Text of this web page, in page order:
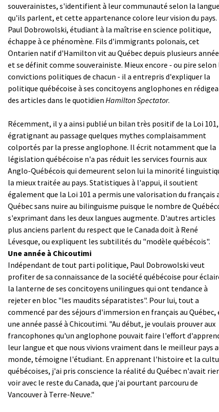
souverainistes, s'identifient à leur communauté selon la
qu'ils parlent, et cette appartenance colore leur vision du pays.
Paul Dobrowolski, étudiant à la maîtrise en science politique,
échappe à ce phénomène. Fils d'immigrants polonais, cet
Ontarien natif d'Hamilton vit au Québec depuis plusieurs
et se définit comme souverainiste. Mieux encore - ou pire selon
convictions politiques de chacun - il a entrepris d'expliquer la
politique québécoise à ses concitoyens anglophones en
des articles dans le quotidien Hamilton Spectator.
Récemment, il y a ainsi publié un bilan très positif de la Loi 101,
égratignant au passage quelques mythes complaisamment
colportés par la presse anglophone. Il écrit notamment que la
législation québécoise n'a pas réduit les services fournis aux
Anglo-Québécois qui demeurent selon lui la minorité
la mieux traitée au pays. Statistiques à l'appui, il soutient
également que la Loi 101 a permis une valorisation du français
Québec sans nuire au bilinguisme puisque le nombre de
s'exprimant dans les deux langues augmente. D'autres articles
plus anciens parlent du respect que le Canada doit à René
Lévesque, ou expliquent les subtilités du "modèle québécois".
Une année à Chicoutimi
Indépendant de tout parti politique, Paul Dobrowolski veut
profiter de sa connaissance de la société québécoise pour
la lanterne de ses concitoyens unilingues qui ont tendance à
rejeter en bloc "les maudits séparatistes". Pour lui, tout a
commencé par des séjours d'immersion en français au Québec,
une année passé à Chicoutimi. "Au début, je voulais prouver aux
francophones qu'un anglophone pouvait faire l'effort
leur langue et que nous vivions vraiment dans le meilleur pays
monde, témoigne l'étudiant. En apprenant l'histoire et la
québécoises, j'ai pris conscience la réalité du Québec n'avait
voir avec le reste du Canada, que j'ai pourtant parcouru de
Vancouver à Terre-Neuve."